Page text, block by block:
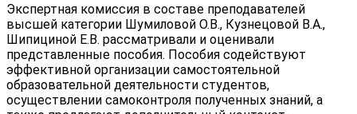
Экспертная комиссия в составе преподавателей
высшей категории Шумиловой О.В., Кузнецовой В.А.,
Шипициной Е.В. рассматривали и оценивали
представленные пособия. Пособия содействуют
эффективной организации самостоятельной
образовательной деятельности студентов,
осуществлении самоконтроля полученных знаний, а